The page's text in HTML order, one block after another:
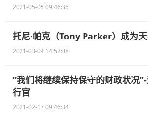
2021-05-05 09:46:36
托尼·帕克（Tony Parker）成为
2021-03-04 14:52:08
“我们将继续保持保守的财政状况
行官
2021-02-17 09:46:34